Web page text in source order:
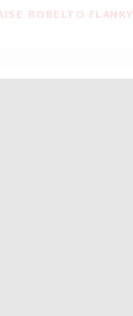
ROBELTO FLANKY